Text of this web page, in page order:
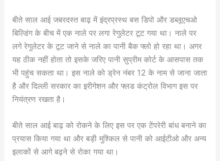
बीते साल आई जबरदस्त बाढ़ में इंद्रप्रस्थ बस डिपो और डब्लूएचओ
बिल्डिंग के बीच में एक नाले पर लगा रेगुलेटर टूट गया था। नाले पर
लगे रेगुलेटर के टूट जाने से नाले का पानी बैक फ्लो हो रहा था। अगर
यह ठीक नहीं होता तो इसके जरिए पानी सुप्रीम कोर्ट के आसपास तक
भी पहुंच सकता था। इस नाले को ड्रेन नंबर 12 के नाम से जाना जाता
है और दिल्ली सरकार का इरीगेशन और फ्लड कंट्रोल विभाग इस पर
नियंत्रण रखता है।
बीते साल आई बाढ़ को रोकने के लिए इस पर एक टेंपरेरी बांध बनाने का
प्रयास किया गया था और बड़ी मुश्किल से पानी को आईटीओ और अन्य
इलाकों से आगे बढ़ने से रोका गया था।